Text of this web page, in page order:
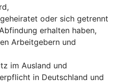
oder sich getrennt
erhalten haben,
Arbeitgebern und
im Ausland und
in Deutschland und